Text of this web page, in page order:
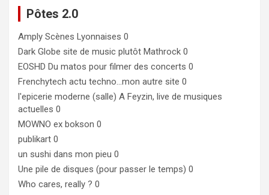
Pôtes 2.0
Amply Scènes Lyonnaises 0
Dark Globe site de music plutôt Mathrock 0
EOSHD Du matos pour filmer des concerts 0
Frenchytech actu techno…mon autre site 0
l'epicerie moderne (salle) A Feyzin, live de musiques
actuelles 0
MOWNO ex bokson 0
publikart 0
un sushi dans mon pieu 0
Une pile de disques (pour passer le temps) 0
Who cares, really ? 0